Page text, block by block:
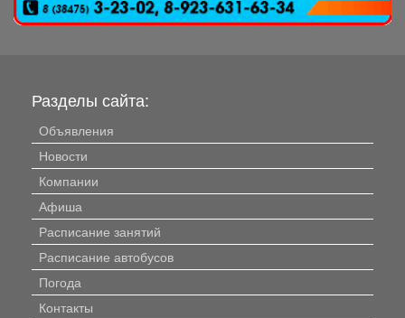
Разделы сайта:
Объявления
Новости
Компании
Афиша
Расписание занятий
Расписание автобусов
Погода
Контакты